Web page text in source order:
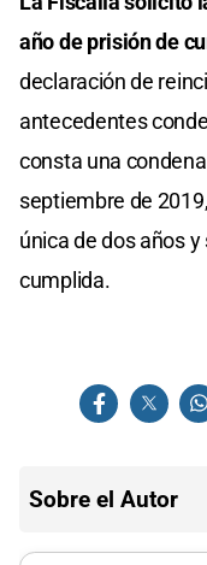
año de prisión de
declaración de
antecedentes
consta una
septiembre de
única de dos años
cumplida.
Sobre el Autor